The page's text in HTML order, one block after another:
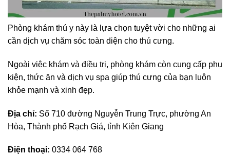
Phòng khám thú y này là lựa chọn tuyệt vời cho những ai
cần dịch vụ chăm sóc toàn diện cho thú cưng.
Ngoài việc khám và điều trị, phòng khám còn cung cấp phụ
kiện, thức ăn và dịch vụ spa giúp thú cưng của bạn luôn
khỏe mạnh và xinh đẹp.
Địa chỉ: Số 710 đường Nguyễn Trung Trực, phường An
Hòa, Thành phố Rạch Giá, tỉnh Kiên Giang
Điện thoại: 0334 064 768